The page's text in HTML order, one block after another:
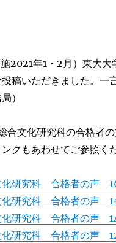
2021年1・2月）東大
稿いただきました。一
）
合文化研究科の合格者
クもあわせてご参照く
化研究科 合格者の声
化研究科 合格者の声
研究科 合格者の声
化研究科 合格者の声